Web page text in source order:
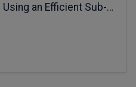
an Efficient Sub-
Network